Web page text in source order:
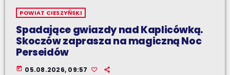
POWIAT CIESZYŃSKI
Spadające gwiazdy nad Kaplicówką.
Skoczów zaprasza na magiczną Noc
Perseidów
today 05.08.2026, 09:57